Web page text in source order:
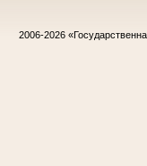
2006-2026